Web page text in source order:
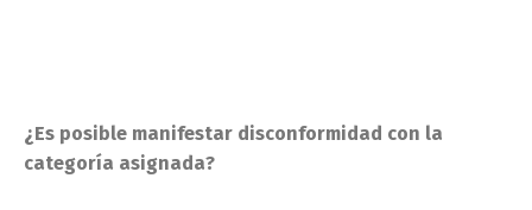
¿Es posible manifestar disconformidad con la
categoría asignada?